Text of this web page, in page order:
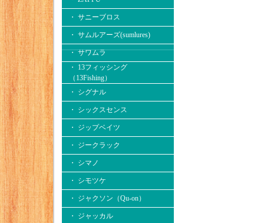
・ サニーブロス
・ サムルアーズ(sumlures)
・ サワムラ
・ 13フィッシング
（13Fishing）
・ シグナル
・ シックスセンス
・ ジップベイツ
・ ジークラック
・ シマノ
・ シモツケ
・ ジャクソン（Qu-on）
・ ジャッカル